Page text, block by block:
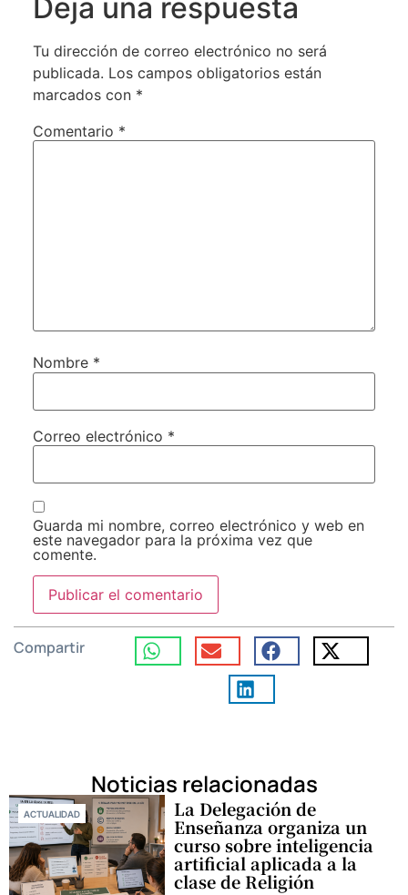
Deja una respuesta
Tu dirección de correo electrónico no será
publicada. Los campos obligatorios están
marcados con *
Comentario *
Nombre *
Correo electrónico *
Guarda mi nombre, correo electrónico y web en
este navegador para la próxima vez que
comente.
Compartir
Noticias relacionadas
ACTUALIDAD La Delegación de
Enseñanza organiza un
curso sobre inteligencia
artificial aplicada a la
clase de Religión